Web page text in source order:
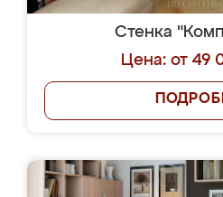
Стенка
Цена: от 49